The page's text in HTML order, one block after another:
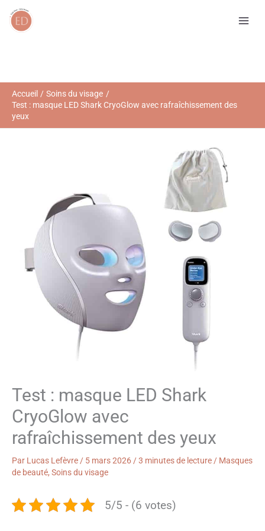
Accueil
Soins du visage
Test : masque LED Shark CryoGlow avec rafraîchissement des
yeux
Test : masque LED Shark
CryoGlow avec
rafraîchissement des yeux
Par Lucas Lefèvre / 5 mars 2026 /3 minutes de lecture / Masques
de beauté, Soins du visage
5/5 - (6 votes)
R
e
r
c
h